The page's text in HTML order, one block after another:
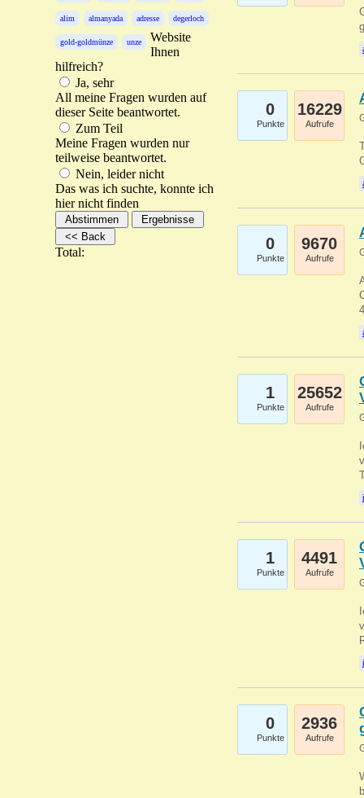
alim almanyada adresse degerloch
gold-goldmünze unze
Website
Ihnen
hilfreich?
Ja, sehr
All meine Fragen wurden auf
dieser Seite beantwortet.
Zum Teil
Meine Fragen wurden nur
teilweise beantwortet.
Nein, leider nicht
Das was ich suchte, konnte ich
hier nicht finden
Total:
0
Punkte
16229
Aufrufe
0
Punkte
9670
Aufrufe
1
Punkte
25652
Aufrufe
1
Punkte
4491
Aufrufe
0
Punkte
2936
Aufrufe